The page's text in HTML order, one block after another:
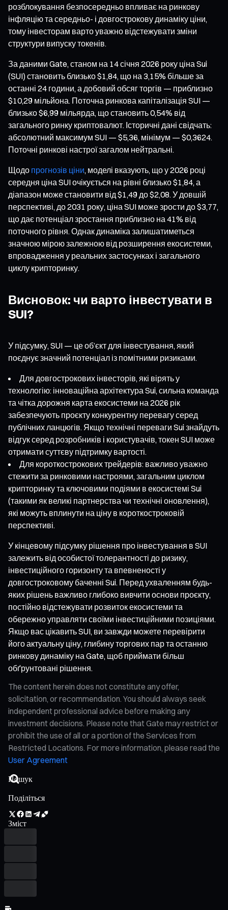
розблокування безпосередньо впливає на ринкову
інфляцію та середньо- і довгострокову динаміку ціни,
тому інвесторам варто уважно відстежувати зміни
структури випуску токенів.
За даними Gate, станом на 14 січня 2026 року ціна Sui
(SUI) становить близько $1,84, що на 3,15% більше за
останні 24 години, а добовий обсяг торгів — приблизно
$10,29 мільйона. Поточна ринкова капіталізація SUI —
близько $6,99 мільярда, що становить 0,54% від
загального ринку криптовалют. Історичні дані свідчать:
абсолютний максимум SUI — $5,36, мінімум — $0,3624.
Поточні ринкові настрої загалом нейтральні.
Щодо прогнозів ціни, моделі вказують, що у 2026 році
середня ціна SUI очікується на рівні близько $1,84, а
діапазон може становити від $1,49 до $2,08. У довшій
перспективі, до 2031 року, ціна SUI може зрости до $3,77,
що дає потенціал зростання приблизно на 41% від
поточного рівня. Однак динаміка залишатиметься
значною мірою залежною від розширення екосистеми,
впровадження у реальних застосунках і загального
циклу крипторинку.
Висновок: чи варто інвестувати в
SUI?
У підсумку, SUI — це об’єкт для інвестування, який
поєднує значний потенціал із помітними ризиками.
Для довгострокових інвесторів, які вірять у
технологію: інноваційна архітектура Sui, сильна команда
та чітка дорожня карта екосистеми на 2026 рік
забезпечують проєкту конкурентну перевагу серед
публічних ланцюгів. Якщо технічні переваги Sui знайдуть
відгук серед розробників і користувачів, токен SUI може
отримати суттєву підтримку вартості.
Для короткострокових трейдерів: важливо уважно
стежити за ринковими настроями, загальним циклом
крипторинку та ключовими подіями в екосистемі Sui
(такими як великі партнерства чи технічні оновлення),
які можуть вплинути на ціну в короткостроковій
перспективі.
У кінцевому підсумку рішення про інвестування в SUI
залежить від особистої толерантності до ризику,
інвестиційного горизонту та впевненості у
довгостроковому баченні Sui. Перед ухваленням будь-
яких рішень важливо глибоко вивчити основи проєкту,
постійно відстежувати розвиток екосистеми та
обережно управляти своїми інвестиційними позиціями.
Якщо вас цікавить SUI, ви завжди можете перевірити
його актуальну ціну, глибину торгових пар та останню
ринкову динаміку на Gate, щоб приймати більш
обґрунтовані рішення.
The content herein does not constitute any offer,
solicitation, or recommendation. You should always seek
independent professional advice before making any
investment decisions. Please note that Gate may restrict or
prohibit the use of all or a portion of the Services from
Restricted Locations. For more information, please read the
User Agreement
Поділіться
Зміст